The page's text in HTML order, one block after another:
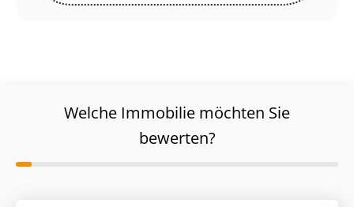
Welche Immobilie möchten Sie
bewerten?